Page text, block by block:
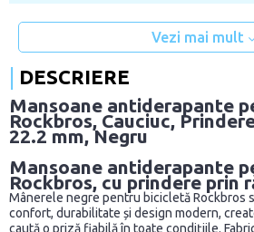
Vezi mai mult
DESCRIERE
Mansoane antiderapante
Rockbros, Cauciuc,
22.2 mm, Negru
Mansoane antiderapante
Rockbros, cu prindere prin
Mânerele negre pentru bicicletă Rockbros
confort, durabilitate și design modern,
caută o priză fiabilă în toate condițiile.